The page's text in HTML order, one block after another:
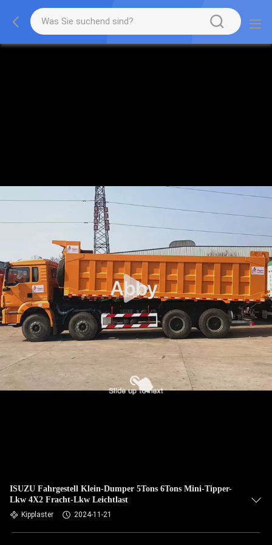
ISUZU Fahrgestell Klein-Dumper 5Tons 6Tons Mini-Tipper-
Lkw 4X2 Fracht-Lkw Leichtlast
Kipplaster 2024-11-21